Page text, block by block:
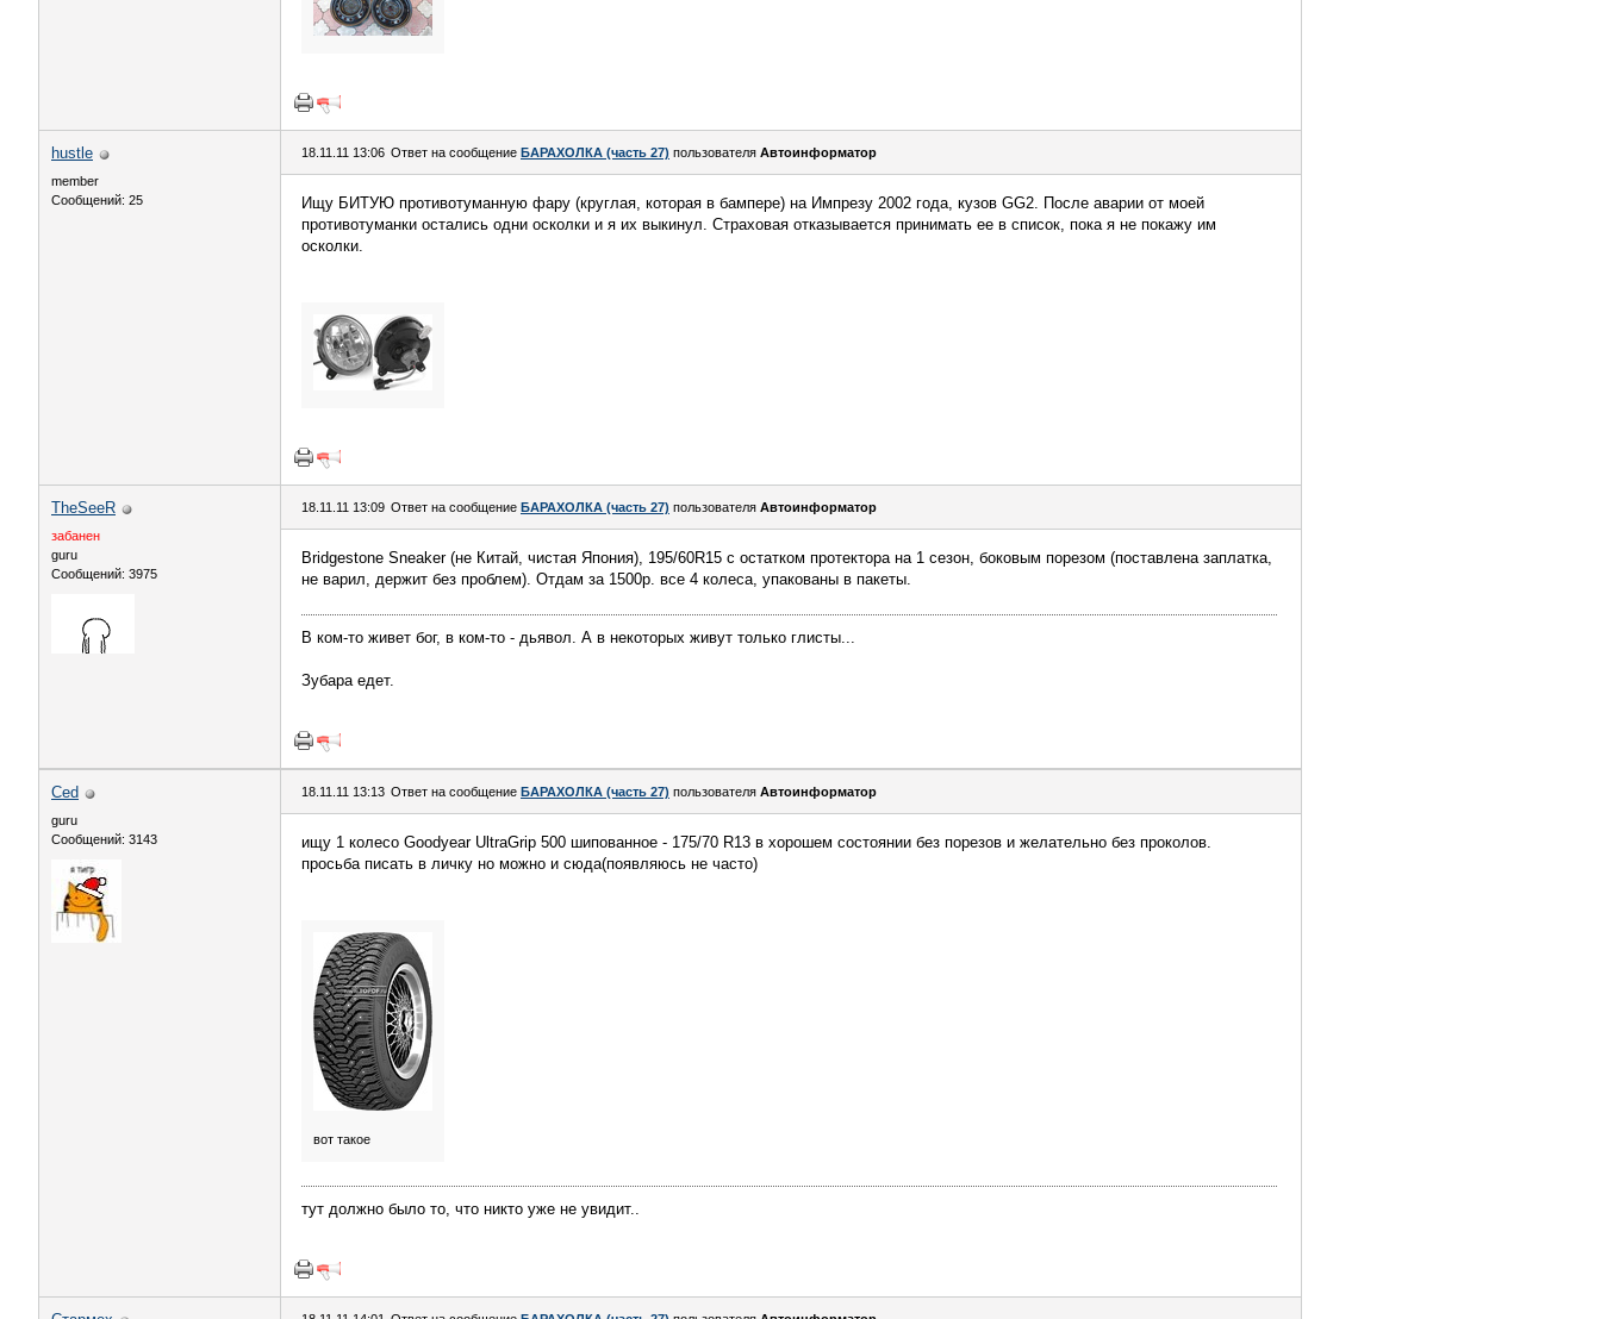
hustle
member
Сообщений: 25
18.11.11 13:06 Ответ на сообщение БАРАХОЛКА (часть 27) пользователя Автоинформатор
Ищу БИТУЮ противотуманную фару (круглая, которая в бампере) на Импрезу 2002 года, кузов GG2. После аварии от моей
противотуманки остались одни осколки и я их выкинул. Страховая отказывается принимать ее в список, пока я не покажу им
осколки.
TheSeeR
забанен
guru
Сообщений: 3975
18.11.11 13:09 Ответ на сообщение БАРАХОЛКА (часть 27) пользователя Автоинформатор
Bridgestone Sneaker (не Китай, чистая Япония), 195/60R15 с остатком протектора на 1 сезон, боковым порезом (поставлена заплатка,
не варил, держит без проблем). Отдам за 1500р. все 4 колеса, упакованы в пакеты.
В ком-то живет бог, в ком-то - дьявол. А в некоторых живут только глисты...
Зубара едет.
Ced
guru
Сообщений: 3143
18.11.11 13:13 Ответ на сообщение БАРАХОЛКА (часть 27) пользователя Автоинформатор
ищу 1 колесо Goodyear UltraGrip 500 шипованное - 175/70 R13 в хорошем состоянии без порезов и желательно без проколов.
просьба писать в личку но можно и сюда(появляюсь не часто)
вот такое
тут должно было то, что никто уже не увидит..